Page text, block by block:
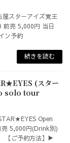
スターアイズ覚王
前売 5,000円 当日
ン予約
続きを読む
(スター
solo tour
Open
5,000円(Drink別)
【ご予約方法】▶︎